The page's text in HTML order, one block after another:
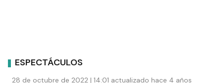
ESPECTÁCULOS
28 de octubre de 2022 | 14:01 actualizado hace 4 años